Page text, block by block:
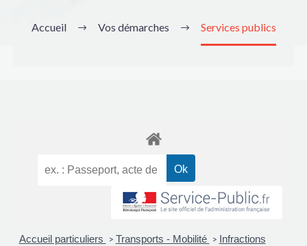
Accueil Vos démarches Services publics
Accueil particuliers > Transports - Mobilité > Infractions